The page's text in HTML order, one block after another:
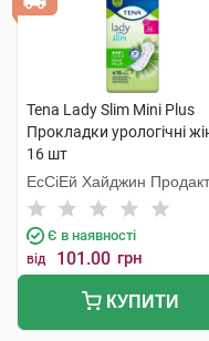
Tena Lady Slim Mini Plus
Прокладки урологічні
16 шт
ЕсСіЕй Хайджин
Хугезанд
Є в наявності
від 101.00 грн
КУПИТИ